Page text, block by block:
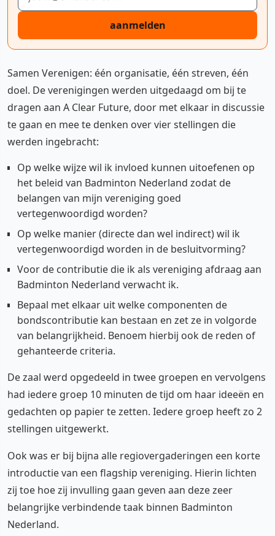
aanmelden
Samen Verenigen: één organisatie, één streven, één
doel. De verenigingen werden uitgedaagd om bij te
dragen aan A Clear Future, door met elkaar in discussie
te gaan en mee te denken over vier stellingen die
werden ingebracht:
Op welke wijze wil ik invloed kunnen uitoefenen op
het beleid van Badminton Nederland zodat de
belangen van mijn vereniging goed
vertegenwoordigd worden?
Op welke manier (directe dan wel indirect) wil ik
vertegenwoordigd worden in de besluitvorming?
Voor de contributie die ik als vereniging afdraag aan
Badminton Nederland verwacht ik.
Bepaal met elkaar uit welke componenten de
bondscontributie kan bestaan en zet ze in volgorde
van belangrijkheid. Benoem hierbij ook de reden of
gehanteerde criteria.
De zaal werd opgedeeld in twee groepen en vervolgens
had iedere groep 10 minuten de tijd om haar ideeën en
gedachten op papier te zetten. Iedere groep heeft zo 2
stellingen uitgewerkt.
Ook was er bij bijna alle regiovergaderingen een korte
introductie van een flagship vereniging. Hierin lichten
zij toe hoe zij invulling gaan geven aan deze zeer
belangrijke verbindende taak binnen Badminton
Nederland.